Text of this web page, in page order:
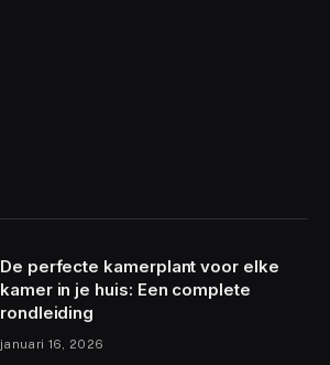
De perfecte kamerplant voor elke
kamer in je huis: Een complete
rondleiding
januari 16, 2026